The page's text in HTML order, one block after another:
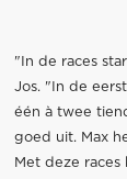
"In de races
Jos. "In de
één à twee
goed uit. Max
Met deze